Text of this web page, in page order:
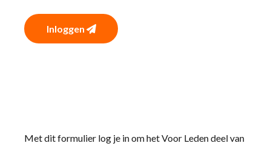
Inloggen
Met dit formulier log je in om het Voor Leden deel van